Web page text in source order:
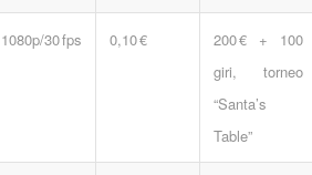
1080p/30 fps 0,10 €
200 € + 100
giri, torneo
“Santa’s
Table”